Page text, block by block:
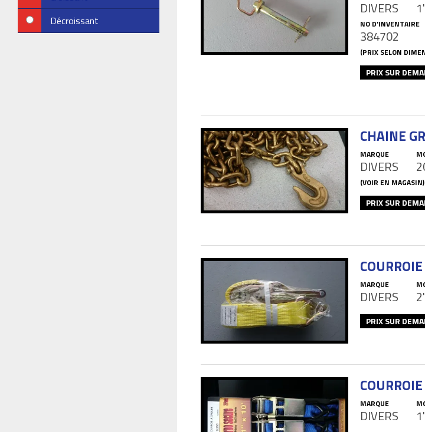
Décroissant
DIVERS
NO D'INVENTAIRE
384702
(PRIX SELON
PRIX SUR
CHAINE
MARQUE
DIVERS
(VOIR EN MAGASIN)
PRIX SUR
COURROIE
MARQUE
DIVERS
PRIX SUR
COURROIE
MARQUE
DIVERS